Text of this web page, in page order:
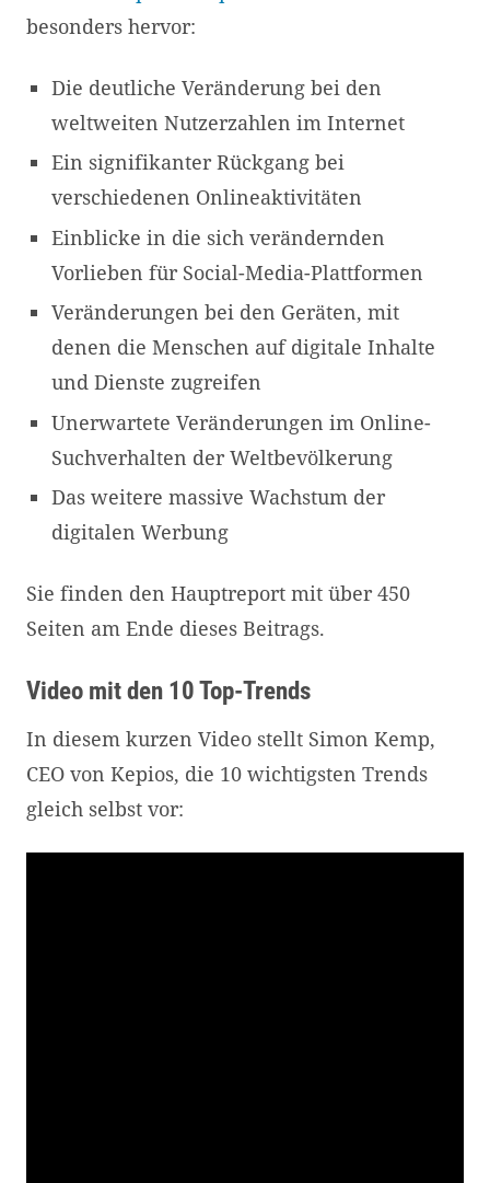
besonders hervor:
Die deutliche Veränderung bei den
weltweiten Nutzerzahlen im Internet
Ein signifikanter Rückgang bei
verschiedenen Onlineaktivitäten
Einblicke in die sich verändernden
Vorlieben für Social-Media-Plattformen
Veränderungen bei den Geräten, mit
denen die Menschen auf digitale Inhalte
und Dienste zugreifen
Unerwartete Veränderungen im Online-
Suchverhalten der Weltbevölkerung
Das weitere massive Wachstum der
digitalen Werbung
Sie finden den Hauptreport mit über 450
Seiten am Ende dieses Beitrags.
Video mit den 10 Top-Trends
In diesem kurzen Video stellt Simon Kemp,
CEO von Kepios, die 10 wichtigsten Trends
gleich selbst vor: